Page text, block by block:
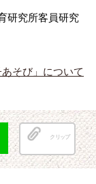
研究所客員研究
そび」について
クリップ